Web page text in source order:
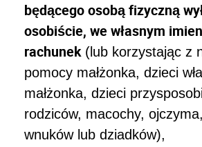
będącego osobą fizyczną
osobiście, we własnym
rachunek (lub korzystając z
pomocy małżonka, dzieci
małżonka, dzieci
rodziców, macochy,
wnuków lub dziadków),